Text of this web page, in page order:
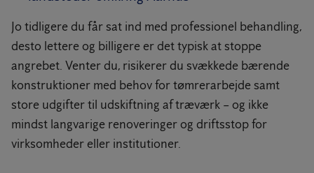
Jo tidligere du får sat ind med professionel behandling,
desto lettere og billigere er det typisk at stoppe
angrebet. Venter du, risikerer du svækkede bærende
konstruktioner med behov for tømrerarbejde samt
store udgifter til udskiftning af træværk – og ikke
mindst langvarige renoveringer og driftsstop for
virksomheder eller institutioner.